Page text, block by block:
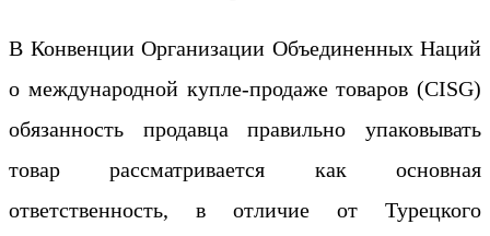
В Конвенции Организации Объединенных Наций
о международной купле-продаже товаров (CISG)
обязанность продавца правильно упаковывать
товар рассматривается как основная
ответственность, в отличие от Турецкого